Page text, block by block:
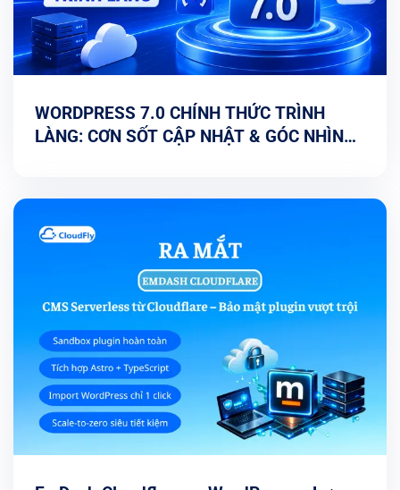
WORDPRESS 7.0 CHÍNH THỨC TRÌNH
LÀNG: CƠN SỐT CẬP NHẬT & GÓC NHÌN